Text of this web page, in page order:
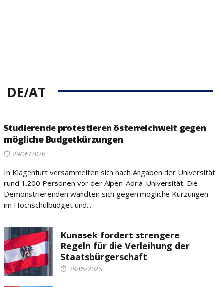
DE/AT
Studierende protestieren österreichweit gegen
mögliche Budgetkürzungen
Posted
29/05/2026
In Klagenfurt versammelten sich nach Angaben der Universität
rund 1.200 Personen vor der Alpen-Adria-Universität. Die
Demonstrierenden wandten sich gegen mögliche Kürzungen
im Hochschulbudget und...
Kunasek fordert strengere
Regeln für die Verleihung der
Staatsbürgerschaft
Posted
29/05/2026